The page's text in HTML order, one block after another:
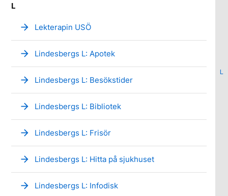
L
L
arrow_forward Lekterapin USÖ
arrow_forward Lindesbergs L: Apotek
arrow_forward Lindesbergs L: Besökstider
arrow_forward Lindesbergs L: Bibliotek
arrow_forward Lindesbergs L: Frisör
arrow_forward Lindesbergs L: Hitta på sjukhuset
arrow_forward Lindesbergs L: Infodisk